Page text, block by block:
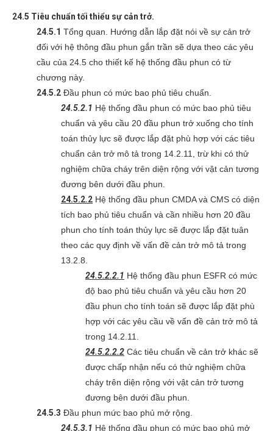
24.5 Tiêu chuẩn tối thiểu sự cản trở.
24.5.1 Tổng quan. Hướng dẫn lắp đặt nói về sự cản trở
đối với hệ thông đầu phun gắn trần sẽ dựa theo các yêu
cầu của 24.5 cho thiết kế hệ thống đầu phun có từ
chương này.
24.5.2 Đầu phun có mức bao phủ tiêu chuẩn.
24.5.2.1 Hệ thống đầu phun có mức bao phủ tiêu
chuẩn và yêu cầu 20 đầu phun trở xuống cho tính
toán thủy lực sẽ được lắp đặt phù hợp với các tiêu
chuẩn cản trở mô tả trong 14.2.11, trừ khi có thử
nghiệm chữa cháy trên diện rộng với vật cản tương
đương bên dưới đầu phun.
24.5.2.2 Hệ thống đầu phun CMDA và CMS có diện
tích bao phủ tiêu chuẩn và cần nhiều hơn 20 đầu
phun cho tính toán thủy lực sẽ được lắp đặt tuân
theo các quy định về vấn đề cản trở mô tả trong
13.2.8.
24.5.2.2.1 Hệ thống đầu phun ESFR có mức
độ bao phủ tiêu chuẩn và yêu cầu hơn 20
đầu phun cho tính toán sẽ được lắp đặt phù
hợp với các yêu cầu về vấn đề cản trở mô tả
trong 14.2.11.
24.5.2.2.2 Các tiêu chuẩn về cản trở khác sẽ
được chấp nhận nếu có thử nghiệm chữa
cháy trên diện rộng với vật cản trở tương
đương bên dưới đầu phun.
24.5.3 Đầu phun mức bao phủ mở rộng.
24.5.3.1 Hệ thống đầu phun có mức bao phủ mở